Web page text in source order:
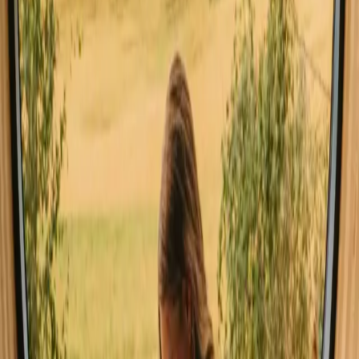
Winter kan kouder zijn, maar biedt een rustige ontsnapping.
Lees meer
Lente
Zomer
Lente
In het voorjaar variëren de temperaturen van 15 tot 25°C, met lange
dagen vol zon. Dit is een perfecte tijd voor activiteiten zoals
wandelen en fietsen, waarbij de natuur tot leven komt. Vergeet niet
om comfortabele schoenen en lichte kleding in te pakken, en
verwacht een gematigd aantal bezoekers, wat het ideaal maakt voor
een ontspannen uitje.
Deel je plek met nieuwsgierige gasten
Host op jouw voorwaarden. Jij bepaalt het seizoen, de regels en je
verhaal. Wij regelen de rest.
Begin met hosten Vraag een telefoontje aan
Inspiratie voor je volgende natuurverblijf
Ontdek als eerste unieke verblijven, reisverhalen en seizoensgidsen
Voornaam E-mail